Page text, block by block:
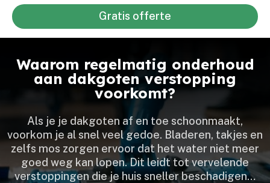
Gratis offerte
Waarom regelmatig onderhoud
aan dakgoten verstopping
voorkomt?
Als je je dakgoten af en toe schoonmaakt,
voorkom je al snel veel gedoe.​ Bladeren, takjes en
zelfs mos zorgen ervoor dat het water niet meer
goed weg kan lopen.​ Dit leidt tot vervelende
verstoppingen die je huis sneller beschadigen…